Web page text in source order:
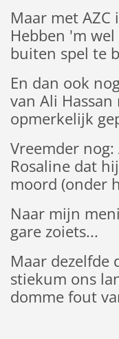
Maar met
Hebben 'm
buiten spel te
En dan ook
van Ali
opmerkelijk
Vreemder
Rosaline dat
moord (onder
Naar mijn
gare zoiets...
Maar dezelfde
stiekum ons
domme fout